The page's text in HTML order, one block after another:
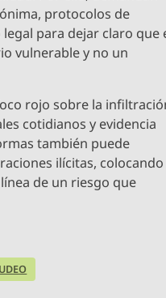
protocolos de
para dejar claro que
vulnerable y no un
rojo sobre la
cotidianos y evidencia
también puede
ilícitas, colocando
de un riesgo que